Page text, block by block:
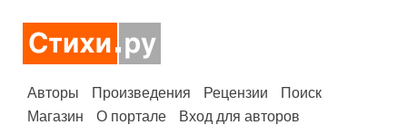
Авторы Произведения Рецензии
Поиск
Магазин
О портале Вход для авторов